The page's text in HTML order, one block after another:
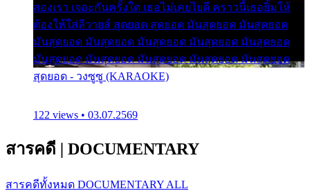
สองเรา เจอะกันครั้งใด เธอไม่เคยไยดี คราวนี้เธอยิ้มให้
ต้องให้ใส่ลีวายส์ สุดยอด สุดยอด มันสุดยอด มันสุดยอด
มันสุดยอด มันสุดยอด มันสุดยอด มันสุดยอด มันสุดยอด
มันสุดยอด มันสุดยอด มันสุดยอด มันสุดยอด มันสุดยอด
สุดยอด - วงซูซู (KARAOKE)
122 views • 03.07.2569
สารคดี | DOCUMENTARY
สารคดีทั้งหมด DOCUMENTARY ALL